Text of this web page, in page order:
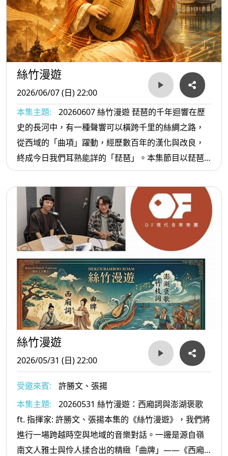
絲竹漫遊
2026/06/07 (日) 22:00
本集主題:
20260607 絲竹漫遊 琵琶的千年迴響在歷
史的長河中，有一種聲響可以橫跨千里的絲綢之路，
從西域的「曲項」躍動，經歷數百年的漢化與改良，
終成今日我們耳熟能詳的「琵琶」。本集節目以琵琶
做為主軸，在【晚安音樂故事館】呈現白居易《琵琶
行》的故事之一，之後再深入介紹琵琶文曲與武曲。
琵琶的魅力，在於其觸弦間的力度變化。透過推、
拉、吟、揉的細膩技法，它能化作戰場上的千軍萬
馬，亦能化作閨中的細語低訴。節目中，我們將帶您
領略琵琶藝術的兩大體系——武曲的慷慨悲歌與文曲
的婉轉深情。從古典到現代，從個體的愛戀到天地的
大美。今晚，讓我們一同在琵琶的推拉之間，漫遊數
百年的音樂進化史。鎖定《絲竹漫遊》，聽見歷史，
聽見回聲。
絲竹漫遊
2026/05/31 (日) 22:00
受邀來賓:
許勝文、張揚
本集主題:
20260531 絲竹漫遊：西廂詞與澎湖褒歌
ft. 指揮家: 許勝文、張揚本集的《絲竹漫遊》，我們將
進行一場跨越時空與地域的音樂對話。一邊是源自嶺
南文人雅士與伶人揉合出的精緻「曲牌」——《西廂